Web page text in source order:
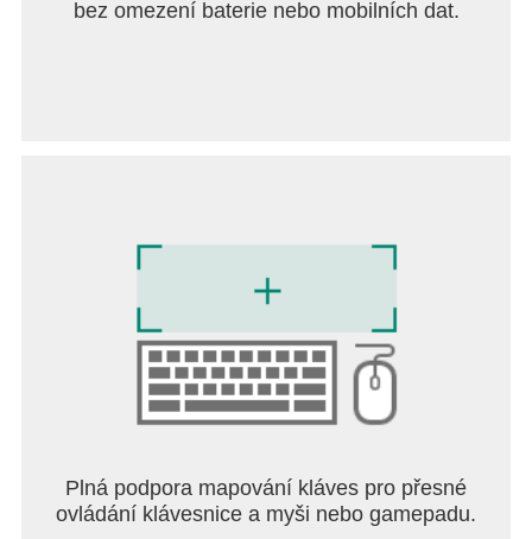
bez omezení baterie nebo mobilních dat.
Plná podpora mapování kláves pro přesné
ovládání klávesnice a myši nebo gamepadu.